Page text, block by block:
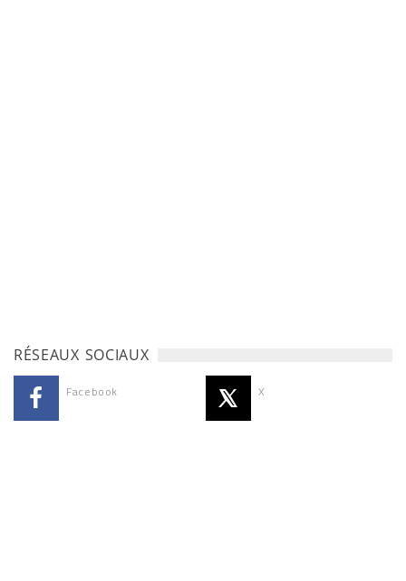
RÉSEAUX SOCIAUX
Facebook X